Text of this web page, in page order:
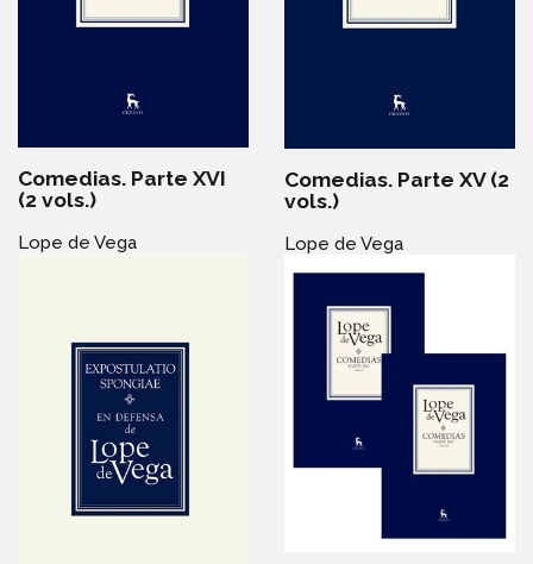
Comedias. Parte XVI
(2 vols.)
Lope de Vega
Comedias. Parte XV (2
vols.)
Lope de Vega